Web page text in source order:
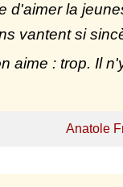
d'aimer la
vantent si
aime : trop. Il
Anatole